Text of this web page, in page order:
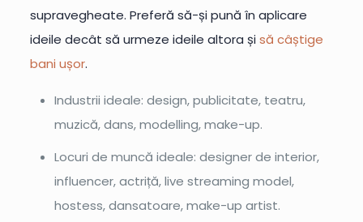
supravegheate. Preferă să-și pună în aplicare
ideile decât să urmeze ideile altora șisă câștige
bani ușor.
Industrii ideale: design, publicitate, teatru,
muzică, dans, modelling, make-up.
Locuri de muncă ideale: designer de interior,
influencer, actriță, live streaming model,
hostess, dansatoare, make-up artist.